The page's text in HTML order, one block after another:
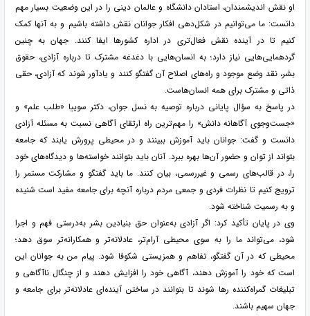
او نقش اندیشمندان، استادان دانشگاه و عالمان دینی را در این وضعیت بسیار مهم
دانست: ما می‌توانیم در شکل‌دهی افکار جوانان نقش داشته باشیم و به آنها کمک
کنیم تا در آینده نقش فعال‌تری در اداره کشورها ایفا کنند. جهان به چنین
گردهمایی‌هایی نیاز دارد؛ به انسان‌هایی با دغدغه مشترک تا درباره آزادی، حقوق
بشر، نقد وضع موجود و راه‌های اصلاح آن گفتگو کنند و یادآور شوند که آزادی، حقی
ذاتی و مشترک برای همه انسان‌هاست.
در پاسخ به سؤال پایانی درباره توصیه به نسل جوان، دکتر سوییا «طلب علم» و
«جست‌وجوی آگاهانه دانش» را مهم‌ترین راه ارتقای آگاهی نسبت به مسئله آزادی
دانست و گفت: جوانان باید آموزش ببینند و در محیطی پرورش یابند که جامعه
بتواند از توان و حضور آن‌ها بهره ببرد. آنان باید بتوانند خواسته‌ها و دیدگاه‌های خود
را، در قالب‌های رسمی و غیررسمی، بیان کنند. ما باید گفتگو و مشارکت مستمر را
ترویج کنیم تا نظرات فردی و جمعی مردم درباره آنچه برای جامعه مفید است شنیده
و به رسمیت شناخته شود.
وی در پایان تأکید کرد: اگر آزادی به‌عنوان حق بنیادین بشر به‌درستی فهم و اجرا
شود، می‌تواند ما را به سوی محیطی آرام‌تر، عادلانه‌تر و همکارانه‌تر سوق دهد؛
محیطی که در آن گفتگو، تفاهم و همزیستی شکوفا شود. پیام من به جوانان این
است که خود را آموزش دهند، آگاهی خود را افزایش دهند و از چنگال ناآگاهی و
تبلیغات گمراه‌کننده رها شوند تا بتوانند در ساختن آینده‌ای عادلانه‌تر برای جامعه و
جهان سهیم باشند.